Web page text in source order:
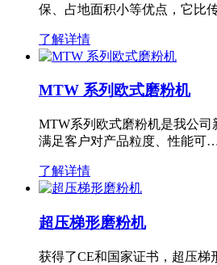
保、占地面积小等优点，它比
了解详情
MTW 系列欧式磨粉机
MTW系列欧式磨粉机是我公
满足客户对产品粒度、性能可
了解详情
超压梯形磨粉机
获得了CE和国家证书，超压